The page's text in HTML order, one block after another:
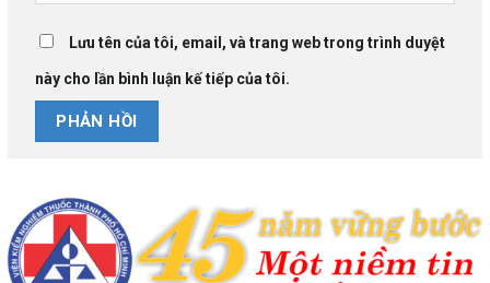
Lưu tên của tôi, email, và trang web trong trình duyệt
này cho lần bình luận kế tiếp của tôi.